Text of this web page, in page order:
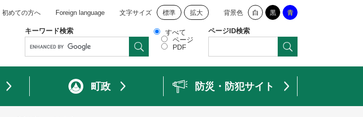
初めての方へ Foreign language 文字サイズ 標準 拡大 背景色 白 黒 青
キーワード検索
すべて
ページ
PDF
ページID検索
町政 防災・防犯サイト